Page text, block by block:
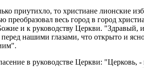
при­утих­ло, то хри­сти­ане
пре­об­ра­зо­вал весь город в город
и к ру­ко­вод­ству Церк­ви.
перед на­ши­ми гла­за­ми, что от­кры­то
в ру­ко­вод­стве Церк­ви: "Цер­ковь,